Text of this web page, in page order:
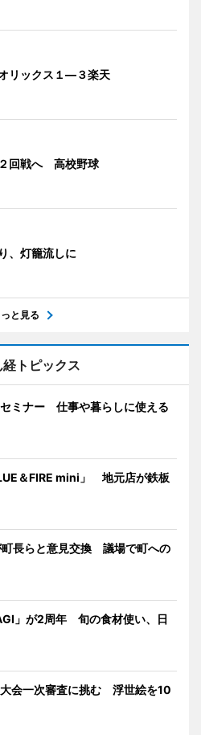
リックス１―３楽天
回戦へ 高校野球
、灯籠流しに
っと見る
トピックス
ミナー 仕事や暮らしに使える
＆FIRE mini」 地元店が鉄板
町長らと意見交換 議場で町への
」が2周年 旬の食材使い、日
会一次審査に挑む 浮世絵を10